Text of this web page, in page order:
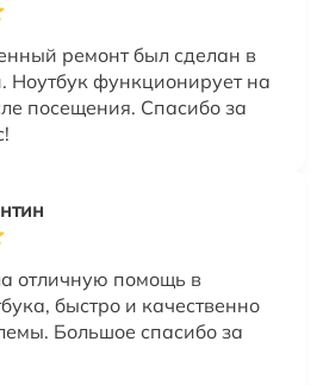
ремонт был сделан в
Ноутбук функционирует на
посещения. Спасибо за
отличную помощь в
быстро и качественно
Большое спасибо за